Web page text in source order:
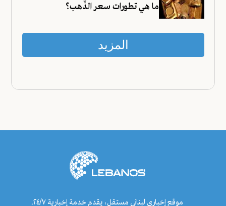
ما هي تطورات سعر الذّهب؟
المزيد
موقع إخباري لبناني مستقل، يقدم خدمة إخبارية ٢٤/٧.